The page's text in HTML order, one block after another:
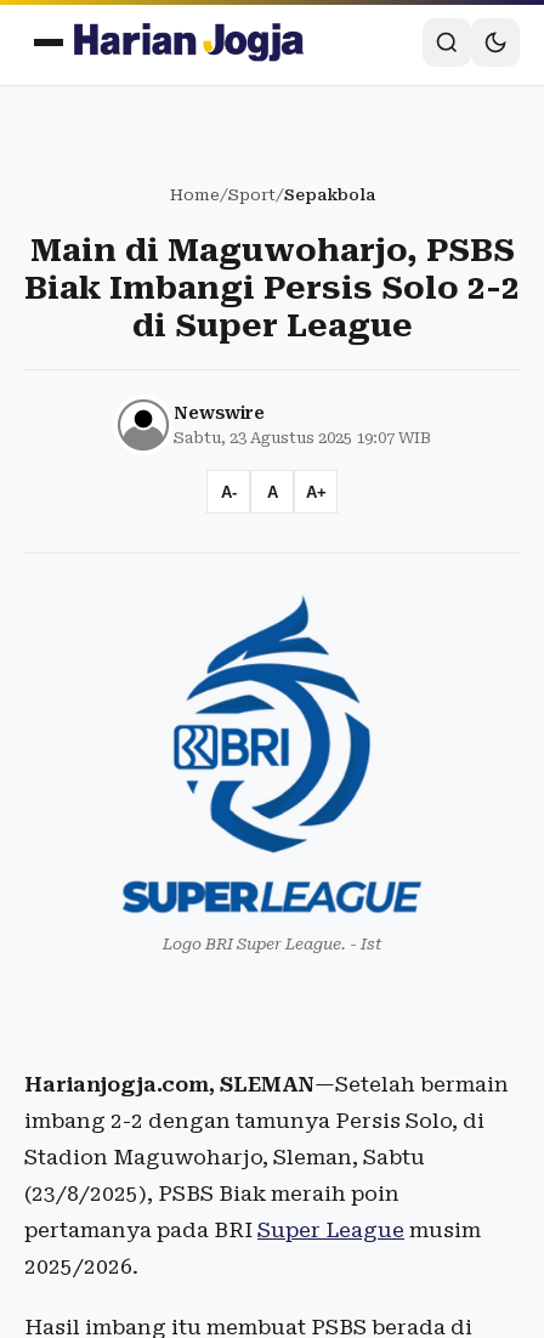
Home/Sport/Sepakbola
Main di Maguwoharjo, PSBS
Biak Imbangi Persis Solo 2-2
di Super League
Newswire
Sabtu, 23 Agustus 2025 19:07 WIB
A- A A+
Logo BRI Super League. - Ist
Harianjogja.com, SLEMAN—Setelah bermain
imbang 2-2 dengan tamunya Persis Solo, di
Stadion Maguwoharjo, Sleman, Sabtu
(23/8/2025), PSBS Biak meraih poin
pertamanya pada BRI Super League musim
2025/2026.
Hasil imbang itu membuat PSBS berada di